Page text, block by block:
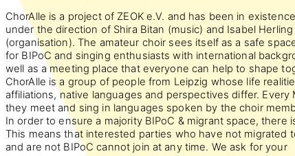
ChorAlle is a project of ZEOK e.V. and has been in
under the direction of Shira Bitan (music) and Isabel Herling
(organisation). The amateur choir sees itself as a safe
for BIPoC and singing enthusiasts with international
well as a meeting place that everyone can help to shape
ChorAlle is a group of people from Leipzig whose life
affiliations, native languages and perspectives differ. Every
they meet and sing in languages spoken by the choir
In order to ensure a majority BIPoC & migrant space, there
This means that interested parties who have not migrated
and are not BIPoC cannot join at any time. We ask for your